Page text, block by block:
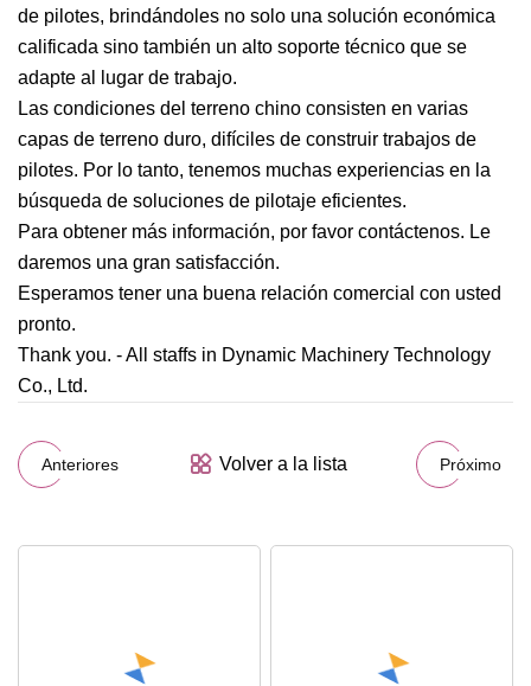
de pilotes, brindándoles no solo una solución económica
calificada sino también un alto soporte técnico que se
adapte al lugar de trabajo.
Las condiciones del terreno chino consisten en varias
capas de terreno duro, difíciles de construir trabajos de
pilotes. Por lo tanto, tenemos muchas experiencias en la
búsqueda de soluciones de pilotaje eficientes.
Para obtener más información, por favor contáctenos. Le
daremos una gran satisfacción.
Esperamos tener una buena relación comercial con usted
pronto.
Thank you. - All staffs in Dynamic Machinery Technology
Co., Ltd.
Anteriores Volver a la lista Próximo